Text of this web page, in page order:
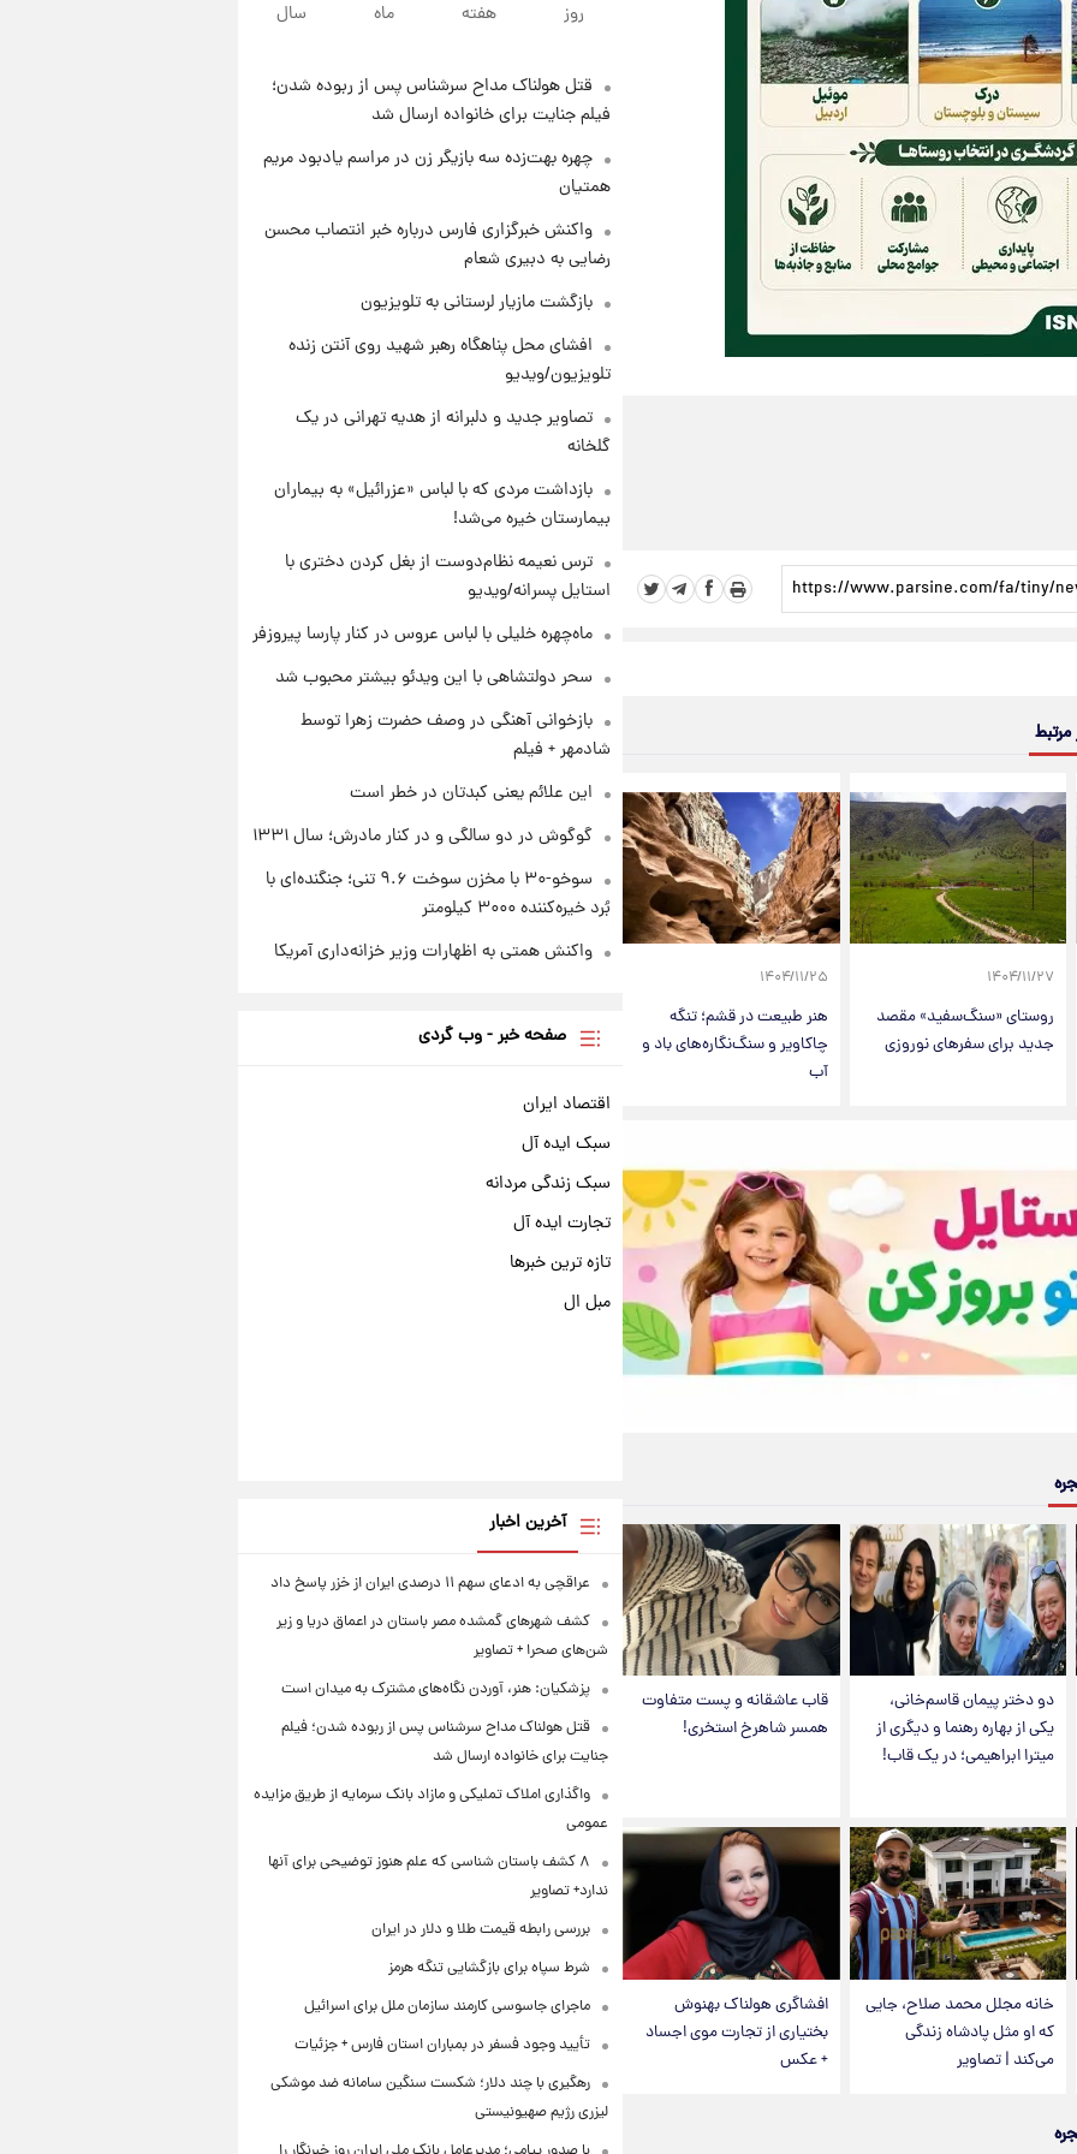
مرتبط
۱۴۰۴/۱۱/۲۷
روستای «سنگ‌سفید» مقصد
جدید برای سفر‌های نوروزی
۱۴۰۴/۱۱/۲۵
هنر طبیعت در قشم؛ تنگه
چاکاویر و سنگ‌نگاره‌های باد و
آب
دو دختر پیمان قاسم‌خانی،
یکی از بهاره رهنما و دیگری از
میترا ابراهیمی؛ در یک قاب!
قاب عاشقانه و پست متفاوت
همسر شاهرخ استخری!
خانه مجلل محمد صلاح، جایی
که او مثل پادشاه زندگی
می‌کند | تصاویر
افشاگری هولناک بهنوش
بختیاری از تجارت موی اجساد
+ عکس
۲۱ ساعت پیش
۱۴۰۵
۲۲ ساعت پیش
بازیکن به درد نخور استقلال با
مقصد اروپا این تیم را ترک کرد!
حاجی‌زاده و باقری؛ فرماندهان
شهید هوافضای ایران
روز هفته ماه سال
قتل هولناک مداح سرشناس پس از ربوده شدن؛
فیلم جنایت برای خانواده ارسال شد
چهره بهت‌زده سه بازیگر زن در مراسم یادبود مریم
همتیان
واکنش خبرگزاری فارس درباره خبر انتصاب محسن
رضایی به دبیری شعام
بازگشت مازیار لرستانی به تلویزیون
افشای محل پناهگاه‌ رهبر شهید روی آنتن زنده
تلویزیون/ویدیو
تصاویر جدید و دلبرانه از هدیه تهرانی در یک
گلخانه
بازداشت مردی که با لباس «عزرائیل» به بیماران
بیمارستان خیره می‌شد!
ترس نعیمه نظام‌دوست از بغل کردن دختری با
استایل پسرانه/ویدیو
ماه‌چهره خلیلی با لباس عروس در کنار پارسا پیروزفر
سحر دولتشاهی با این ویدئو بیشتر محبوب شد
بازخوانی آهنگی در وصف حضرت زهرا توسط
شادمهر + فیلم
این علائم یعنی کبدتان در خطر است
گوگوش در دو سالگی و در کنار مادرش؛ سال ۱۳۳۱
سوخو-۳۰ با مخزن سوخت ۹.۶ تنی؛ جنگنده‌ای با
بُرد خیره‌کننده ۳۰۰۰ کیلومتر
واکنش همتی به اظهارات وزیر خزانه‌داری آمریکا
صفحه خبر - وب گردی
اقتصاد ایران
سبک ایده آل
سبک زندگی مردانه
تجارت ایده آل
تازه ترین خبرها
مبل ال
آخرین اخبار
عراقچی به ادعای سهم ۱۱ درصدی ایران از خزر پاسخ داد
کشف شهرهای گمشده مصر باستان در اعماق دریا و زیر
شن‌های صحرا + تصاویر
پزشکیان: هنر، آوردن نگاه‌های مشترک به میدان است
قتل هولناک مداح سرشناس پس از ربوده شدن؛ فیلم
جنایت برای خانواده ارسال شد
واگذاری املاک تملیکی و مازاد بانک سرمایه از طریق مزایده
عمومی
۸ کشف باستان شناسی که علم هنوز توضیحی برای آنها
ندارد+ تصاویر
بررسی رابطه قیمت طلا و دلار در ایران
شرط سپاه برای بازگشایی تنگه هرمز
ماجرای جاسوسی کارمند سازمان ملل برای اسرائیل
تأیید وجود فسفر در بمباران استان فارس + جزئیات
رهگیری با چند دلار؛ شکست سنگین سامانه ضد موشکی
لیزری رژیم صهیونیستی